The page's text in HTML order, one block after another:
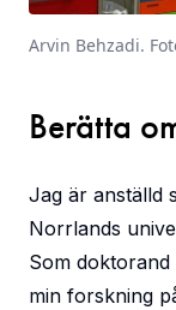
Arvin Behzadi.
Berätta
Jag är anställd
Norrlands
Som
min forskning